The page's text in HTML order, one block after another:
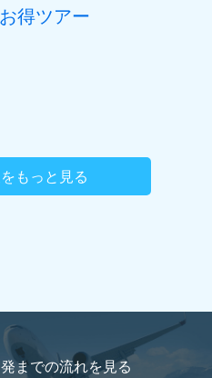
得ツアー
もっと見る
までの流れを見る